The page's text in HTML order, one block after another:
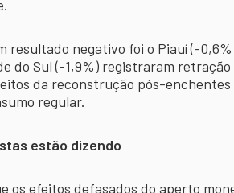
resultado negativo foi o Piauí (-
do Sul (-1,9%) registraram
da reconstrução pós-
regular.
estão dizendo
os efeitos defasados do aperto